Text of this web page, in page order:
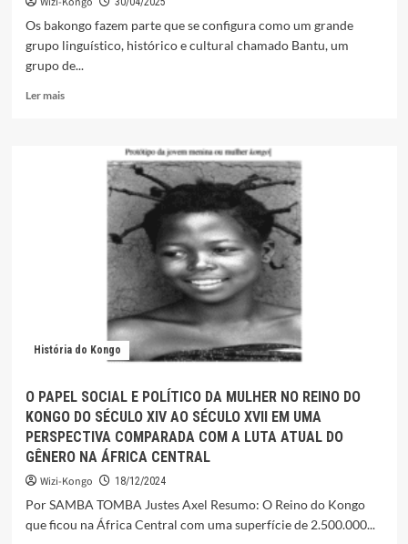
Os bakongo fazem parte que se configura como um grande
grupo linguístico, histórico e cultural chamado Bantu, um
grupo de...
Ler maisLeia
COSMOLOGIA
BAKONGO
História do Kongo
O PAPEL SOCIAL E POLÍTICO DA MULHER NO REINO DO
KONGO DO SÉCULO XIV AO SÉCULO XVII EM UMA
PERSPECTIVA COMPARADA COM A LUTA ATUAL DO
GÊNERO NA ÁFRICA CENTRAL
Wizi-Kongo 18/12/2024
Por SAMBA TOMBA Justes Axel Resumo: O Reino do Kongo
que ficou na África Central com uma superfície de 2.500.000...